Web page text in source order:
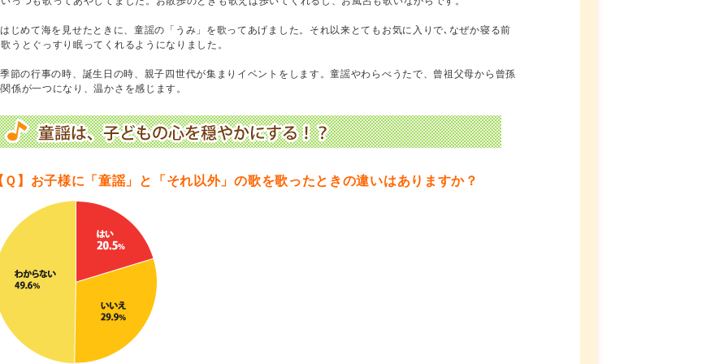
じめて海を見せたときに、童謡の「うみ」を歌ってあげました。それ以来とてもお気に入りで､なぜか寝る前
うとぐっすり眠ってくれるようになりました。
節の行事の時、誕生日の時、親子四世代が集まりイベントをします。童謡やわらべうたで、曾祖父母から曾孫
係が一つになり、温かさを感じます。
Ｑ】お子様に「童謡」と「それ以外」の歌を歌ったときの違いはありますか？